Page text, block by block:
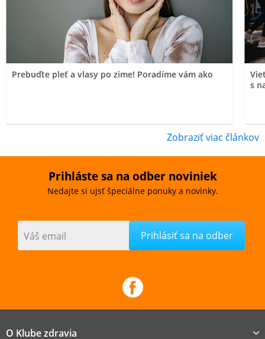
Prebuďte pleť a vlasy po zime! Poradíme vám ako
s
Zobraziť viac článkov
Prihláste sa na odber noviniek
Nedajte si ujsť špeciálne ponuky a novinky.
Váš email
O Klube zdravia